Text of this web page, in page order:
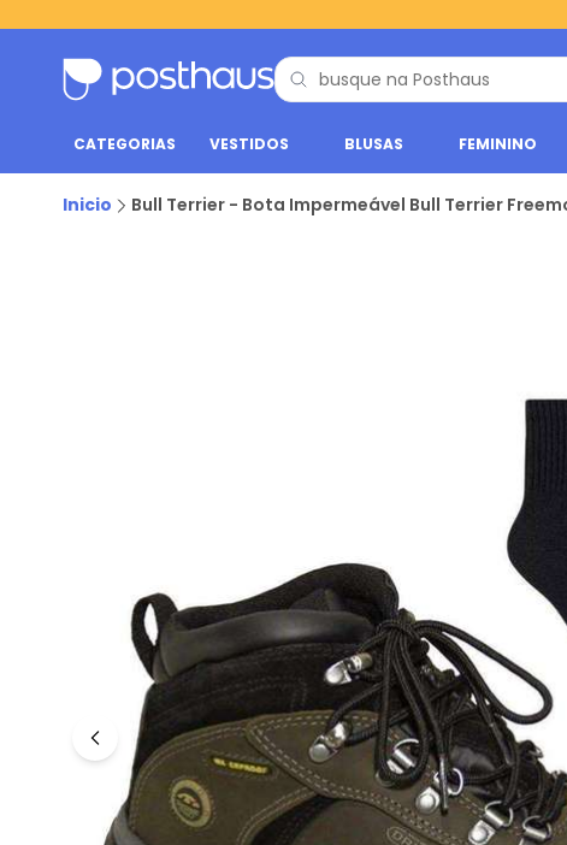
CATEGORIAS VESTIDOS BLUSAS FEMININO
Inicio Bull Terrier - Bota Impermeável Bull Terrier